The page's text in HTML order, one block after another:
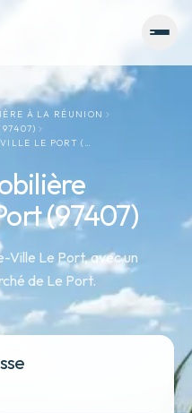
À LA RÉUNION
LE PORT (…
(97407)
Ville Le Port, avec un
de Le Port.